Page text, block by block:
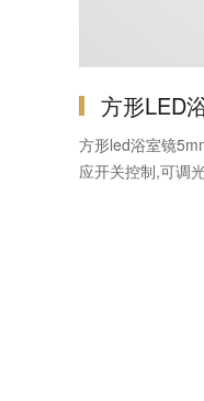
方形LED
方形led浴室镜
应开关控制,可调